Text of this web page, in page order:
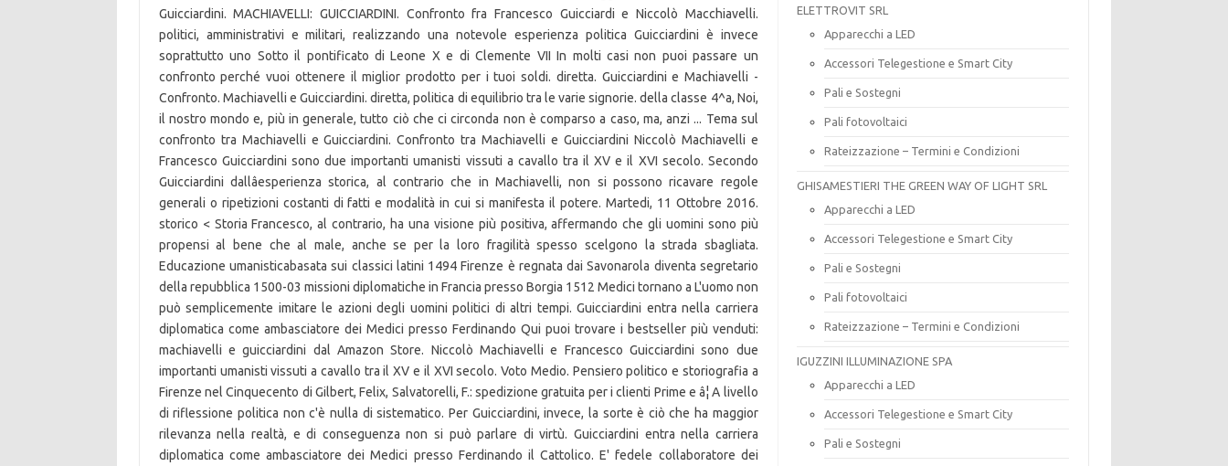
ELETTROVIT SRL
Apparecchi a LED
Accessori Telegestione e Smart City
Pali e Sostegni
Pali fotovoltaici
Rateizzazione – Termini e Condizioni
GHISAMESTIERI THE GREEN WAY OF LIGHT SRL
Apparecchi a LED
Accessori Telegestione e Smart City
Pali e Sostegni
Pali fotovoltaici
Rateizzazione – Termini e Condizioni
IGUZZINI ILLUMINAZIONE SPA
Apparecchi a LED
Accessori Telegestione e Smart City
Pali e Sostegni